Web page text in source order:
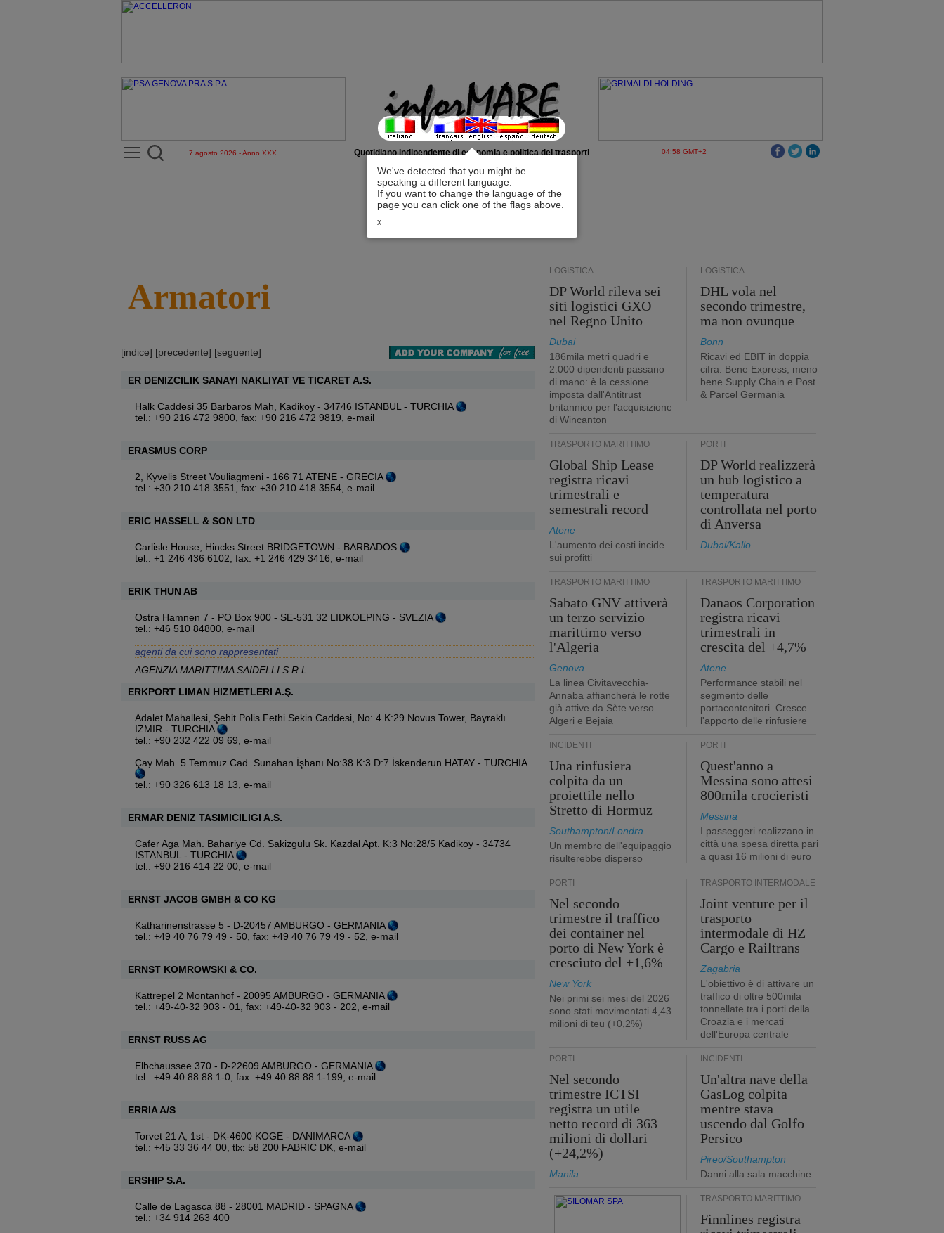
We've detected that you might be
speaking a different language.
If you want to change the language of the
page you can click one of the flags above.
x
7 agosto 2026 - Anno XXX Quotidiano indipendente di economia e politica dei trasporti 04:58 GMT+2
Armatori
[indice] [precedente] [seguente]
ER DENIZCILIK SANAYI NAKLIYAT VE TICARET A.S.
Halk Caddesi 35 Barbaros Mah, Kadikoy - 34746 ISTANBUL - TURCHIA
tel.: +90 216 472 9800, fax: +90 216 472 9819, e-mail
ERASMUS CORP
2, Kyvelis Street Vouliagmeni - 166 71 ATENE - GRECIA
tel.: +30 210 418 3551, fax: +30 210 418 3554, e-mail
ERIC HASSELL & SON LTD
Carlisle House, Hincks Street BRIDGETOWN - BARBADOS
tel.: +1 246 436 6102, fax: +1 246 429 3416, e-mail
ERIK THUN AB
Ostra Hamnen 7 - PO Box 900 - SE-531 32 LIDKOEPING - SVEZIA
tel.: +46 510 84800, e-mail
agenti da cui sono rappresentati
AGENZIA MARITTIMA SAIDELLI S.R.L.
ERKPORT LIMAN HIZMETLERI A.Ş.
Adalet Mahallesi, Şehit Polis Fethi Sekin Caddesi, No: 4 K:29 Novus Tower, Bayraklı
IZMIR - TURCHIA
tel.: +90 232 422 09 69, e-mail
Çay Mah. 5 Temmuz Cad. Sunahan İşhanı No:38 K:3 D:7 İskenderun HATAY - TURCHIA
tel.: +90 326 613 18 13, e-mail
ERMAR DENIZ TASIMICILIGI A.S.
Cafer Aga Mah. Bahariye Cd. Sakizgulu Sk. Kazdal Apt. K:3 No:28/5 Kadikoy - 34734
ISTANBUL - TURCHIA
tel.: +90 216 414 22 00, e-mail
ERNST JACOB GMBH & CO KG
Katharinenstrasse 5 - D-20457 AMBURGO - GERMANIA
tel.: +49 40 76 79 49 - 50, fax: +49 40 76 79 49 - 52, e-mail
ERNST KOMROWSKI & CO.
Kattrepel 2 Montanhof - 20095 AMBURGO - GERMANIA
tel.: +49-40-32 903 - 01, fax: +49-40-32 903 - 202, e-mail
ERNST RUSS AG
Elbchaussee 370 - D-22609 AMBURGO - GERMANIA
tel.: +49 40 88 88 1-0, fax: +49 40 88 88 1-199, e-mail
ERRIA A/S
Torvet 21 A, 1st - DK-4600 KOGE - DANIMARCA
tel.: +45 33 36 44 00, tlx: 58 200 FABRIC DK, e-mail
ERSHIP S.A.
Calle de Lagasca 88 - 28001 MADRID - SPAGNA
tel.: +34 914 263 400
LOGISTICA
DP World rileva sei
siti logistici GXO
nel Regno Unito
Dubai
186mila metri quadri e
2.000 dipendenti passano
di mano: è la cessione
imposta dall'Antitrust
britannico per l'acquisizione
di Wincanton
LOGISTICA
DHL vola nel
secondo trimestre,
ma non ovunque
Bonn
Ricavi ed EBIT in doppia
cifra. Bene Express, meno
bene Supply Chain e Post
& Parcel Germania
TRASPORTO MARITTIMO
Global Ship Lease
registra ricavi
trimestrali e
semestrali record
Atene
L'aumento dei costi incide
sui profitti
PORTI
DP World realizzerà
un hub logistico a
temperatura
controllata nel porto
di Anversa
Dubai/Kallo
TRASPORTO MARITTIMO
Sabato GNV attiverà
un terzo servizio
marittimo verso
l'Algeria
Genova
La linea Civitavecchia-
Annaba affiancherà le rotte
già attive da Sète verso
Algeri e Bejaia
TRASPORTO MARITTIMO
Danaos Corporation
registra ricavi
trimestrali in
crescita del +4,7%
Atene
Performance stabili nel
segmento delle
portacontenitori. Cresce
l'apporto delle rinfusiere
INCIDENTI
Una rinfusiera
colpita da un
proiettile nello
Stretto di Hormuz
Southampton/Londra
Un membro dell'equipaggio
risulterebbe disperso
PORTI
Quest'anno a
Messina sono attesi
800mila crocieristi
Messina
I passeggeri realizzano in
città una spesa diretta pari
a quasi 16 milioni di euro
PORTI
Nel secondo
trimestre il traffico
dei container nel
porto di New York è
cresciuto del +1,6%
New York
Nei primi sei mesi del 2026
sono stati movimentati 4,43
milioni di teu (+0,2%)
TRASPORTO INTERMODALE
Joint venture per il
trasporto
intermodale di HZ
Cargo e Railtrans
Zagabria
L'obiettivo è di attivare un
traffico di oltre 500mila
tonnellate tra i porti della
Croazia e i mercati
dell'Europa centrale
PORTI
Nel secondo
trimestre ICTSI
registra un utile
netto record di 363
milioni di dollari
(+24,2%)
Manila
INCIDENTI
Un'altra nave della
GasLog colpita
mentre stava
uscendo dal Golfo
Persico
Pireo/Southampton
Danni alla sala macchine
TRASPORTO MARITTIMO
Finnlines registra